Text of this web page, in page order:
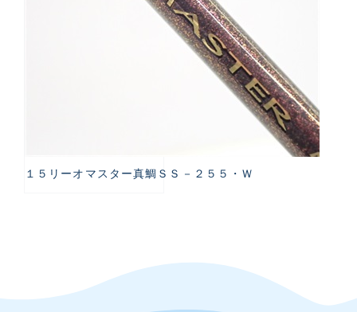
１５リーオマスター真鯛ＳＳ－２５５・Ｗ